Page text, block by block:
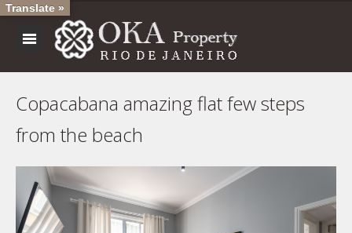
Copacabana amazing flat few steps
from the beach
Translate »